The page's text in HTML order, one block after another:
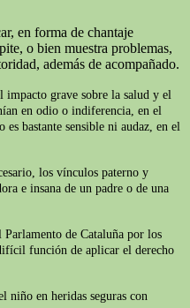
en forma de chantaje
o bien muestra problemas,
además de acompañado.
impacto grave sobre la salud y el
en odio o indiferencia, en el
bastante sensible ni audaz, en el
los vínculos paterno y
e insana de un padre o de una
de Cataluña por los
función de aplicar el derecho
niño en heridas seguras con